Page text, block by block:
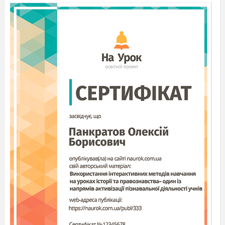
-describe things they need to buy
-complete the diologues
-speak about the price
Lesson procedure
Introduction of new material. Greeting.
-Good morning children. I am glad to see you.
How are you?
Today we will speak about different kinds of
shops and things which we can buy there.
Are you ready? Let’s start.
Warm up.
-What kinds of shops do you know?
A supermarket, a department store, the bakers,